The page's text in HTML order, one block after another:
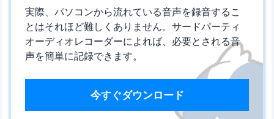
実際、パソコンから流れている音声を録音するこ
とはそれほど難しくありません。サードパーティ
オーディオレコーダーによれば、必要とされる音
声を簡単に記録できます。
今すぐダウンロード